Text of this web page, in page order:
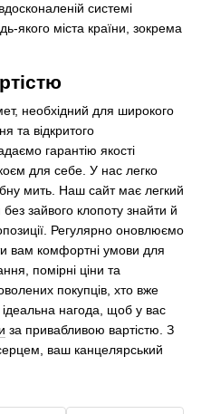
системі
якого міста країни, зокрема
необхідний для широкого
та відкритого
гарантію якості
для себе. У нас легко
мить. Наш сайт має легкий
зайвого клопоту знайти й
Регулярно оновлюємо
вам комфортні умови для
помірні ціни та
покупців, хто вже
нагода, щоб у вас
за привабливою вартістю. З
ваш канцелярський